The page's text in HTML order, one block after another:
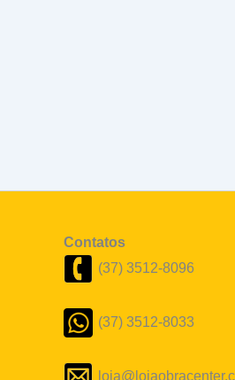
Contatos
(37) 3512-8096
(37) 3512-8033